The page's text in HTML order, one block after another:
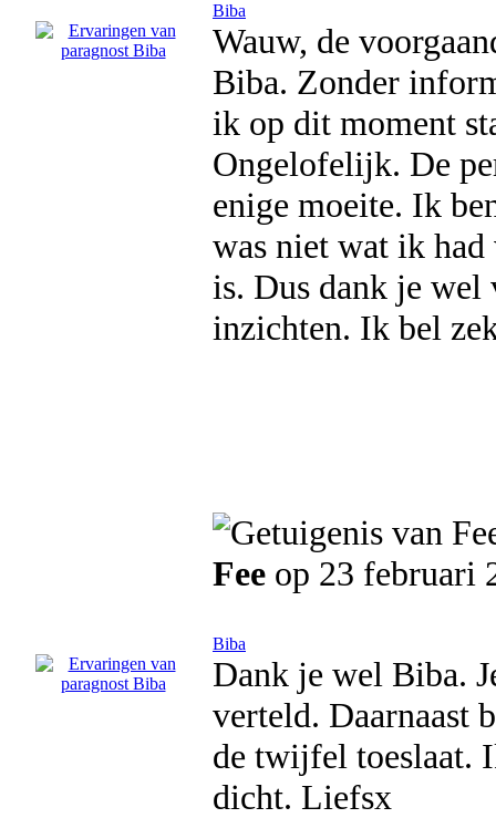
Biba
Wauw, de
Biba. Zonder
ik op dit moment
Ongelofelijk. De
enige moeite. Ik
was niet wat ik
is. Dus dank je wel
inzichten. Ik bel
Fee op 23 februari
Biba
Dank je wel Biba.
verteld. Daarnaast
de twijfel toeslaat.
dicht. Liefsx